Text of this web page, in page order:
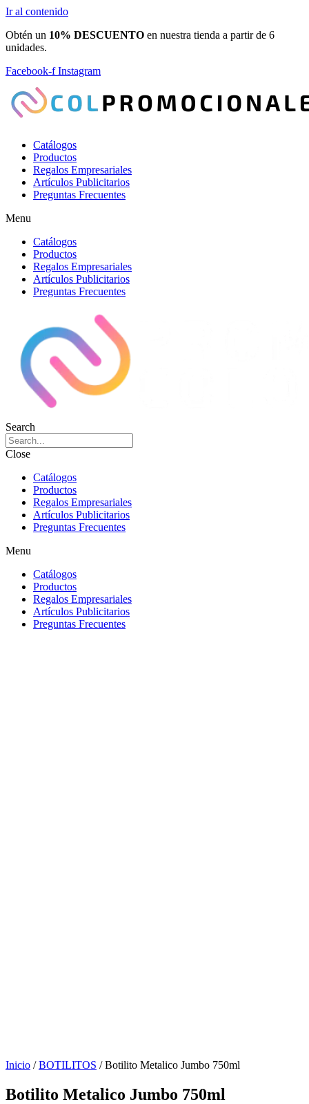
Ir al contenido
Obtén un 10% DESCUENTO en nuestra tienda a partir de 6
unidades.
Facebook-f Instagram
Catálogos
Productos
Regalos Empresariales
Artículos Publicitarios
Preguntas Frecuentes
Menu
Catálogos
Productos
Regalos Empresariales
Artículos Publicitarios
Preguntas Frecuentes
Search
Close
Catálogos
Productos
Regalos Empresariales
Artículos Publicitarios
Preguntas Frecuentes
Menu
Catálogos
Productos
Regalos Empresariales
Artículos Publicitarios
Preguntas Frecuentes
Inicio /BOTILITOS / Botilito Metalico Jumbo 750ml
Botilito Metalico Jumbo 750ml